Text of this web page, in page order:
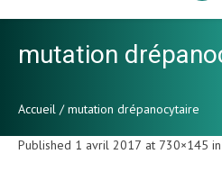
mutation
Accueil /mutation drépanocytaire
Published 1 avril 2017 at 730×145 in